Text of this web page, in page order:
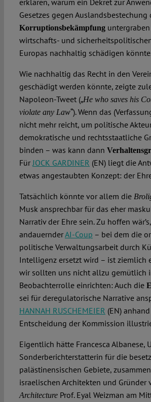
erklären, warum ein Dekret zur
Gesetzes gegen Auslandsbestechung
Korruptionsbekämpfung
wirtschafts- und
Europas nachhaltig schädigen
Wie nachhaltig das Recht in den
geschädigt werden könnte, zeigte
Napoleon-Tweet („He who saves his
violate any Law“). Wenn das
nicht mehr reicht, um politische
demokratische und rechtsstaatliche
binden – was kann dann
FürJOCK GARDINER (EN) liegt die
etwas angestaubten Konzept: der
Tatsächlich könnte vor allem die
Musk ansprechbar für das eher
Narrativ der Ehre sein. Zu hoffen
andauernderAI-Coup – bei dem die
politische Verwaltungsarbeit durch
Intelligenz ersetzt wird – ist ziemlich
wir sollten uns nicht allzu gemütlich
Beobachterrolle einrichten: Auch die
sei für deregulatorische Narrative
HANNAH RUSCHEMEIER (EN)
Entscheidung der Kommission
Eigentlich hätte Francesca Albanese,
Sonderberichterstatterin für die
palästinensischen Gebiete,
israelischen Architekten und Gründer
ArchitectureProf. Eyal Weizman am